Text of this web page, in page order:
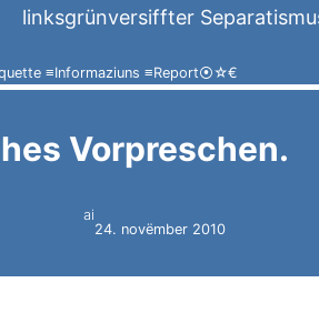
linksgrünversiffter
≡Informaziuns ≡Report⦿☆€
Vorpreschen.
ai
24. novëmber 2010